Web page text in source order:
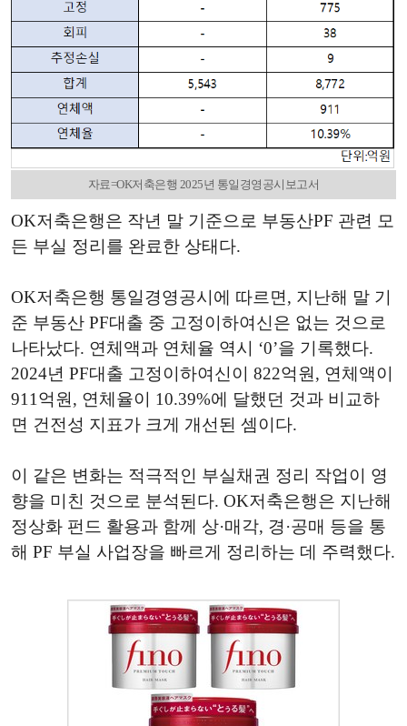
자료=OK저축은행 2025년 통일경영공시보고서
OK저축은행은 작년 말 기준으로 부동산PF 관련 모
든 부실 정리를 완료한 상태다.
OK저축은행 통일경영공시에 따르면, 지난해 말 기
준 부동산 PF대출 중 고정이하여신은 없는 것으로
나타났다. 연체액과 연체율 역시 ‘0’을 기록했다.
2024년 PF대출 고정이하여신이 822억원, 연체액이
911억원, 연체율이 10.39%에 달했던 것과 비교하
면 건전성 지표가 크게 개선된 셈이다.
이 같은 변화는 적극적인 부실채권 정리 작업이 영
향을 미친 것으로 분석된다. OK저축은행은 지난해
정상화 펀드 활용과 함께 상·매각, 경·공매 등을 통
해 PF 부실 사업장을 빠르게 정리하는 데 주력했다.